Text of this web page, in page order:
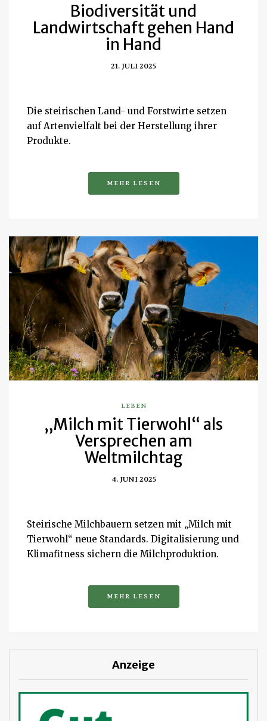
Biodiversität und
Landwirtschaft gehen Hand
in Hand
21. JULI 2025
Die steirischen Land- und Forstwirte setzen
auf Artenvielfalt bei der Herstellung ihrer
Produkte.
MEHR LESEN
LEBEN
„Milch mit Tierwohl“ als
Versprechen am
Weltmilchtag
4. JUNI 2025
Steirische Milchbauern setzen mit „Milch mit
Tierwohl“ neue Standards. Digitalisierung und
Klimafitness sichern die Milchproduktion.
MEHR LESEN
Anzeige